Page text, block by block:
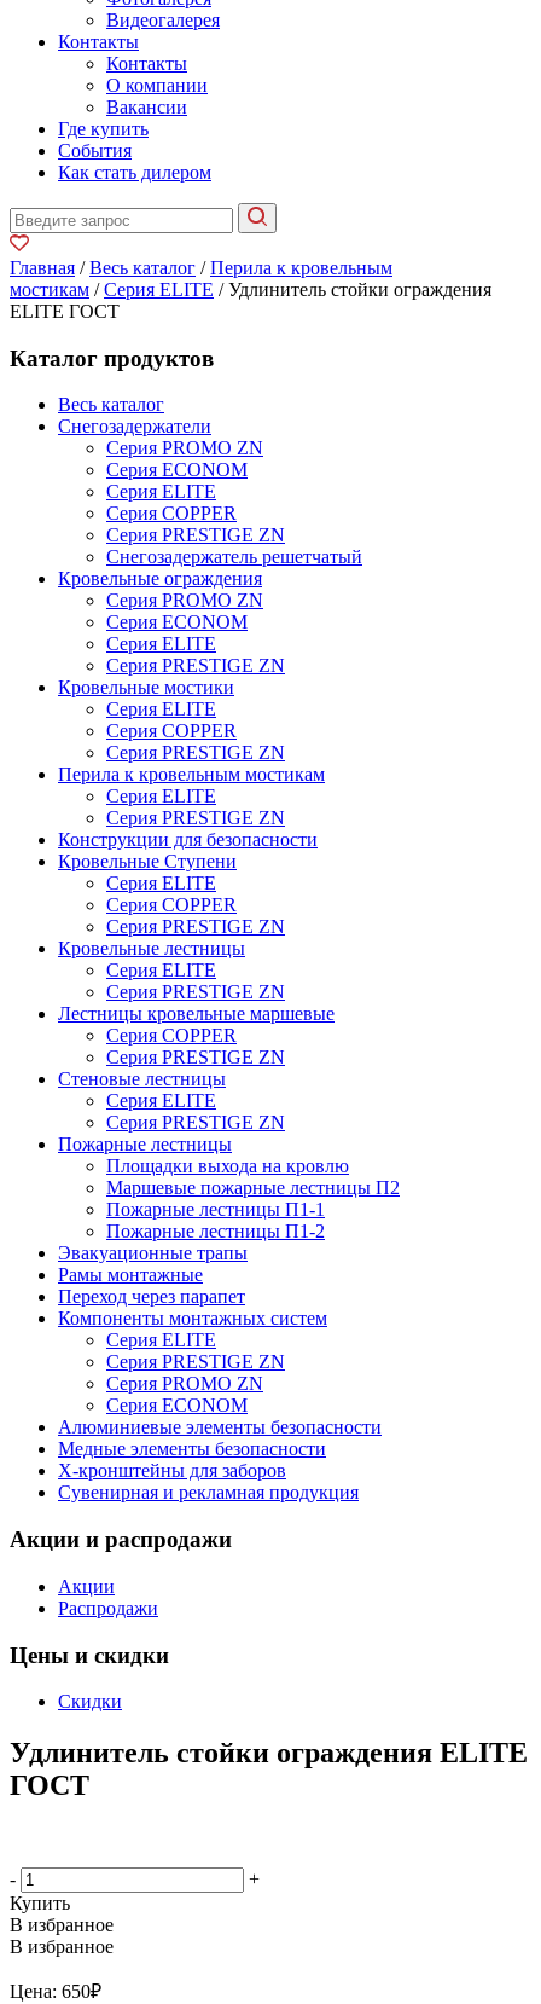
Видеогалерея
Контакты
Контакты
О компании
Вакансии
Где купить
События
Как стать дилером
Главная /Весь каталог /Перила к кровельным
мостикам /Серия ELITE / Удлинитель стойки ограждения
ELITE ГОСТ
Каталог продуктов
Весь каталог
Снегозадержатели
Серия PROMO ZN
Серия ECONOM
Серия ELITE
Серия COPPER
Серия PRESTIGE ZN
Снегозадержатель решетчатый
Кровельные ограждения
Серия PROMO ZN
Серия ECONOM
Серия ELITE
Серия PRESTIGE ZN
Кровельные мостики
Серия ELITE
Серия COPPER
Серия PRESTIGE ZN
Перила к кровельным мостикам
Серия ELITE
Серия PRESTIGE ZN
Конструкции для безопасности
Кровельные Ступени
Серия ELITE
Серия COPPER
Серия PRESTIGE ZN
Кровельные лестницы
Серия ELITE
Серия PRESTIGE ZN
Лестницы кровельные маршевые
Серия COPPER
Серия PRESTIGE ZN
Стеновые лестницы
Серия ELITE
Серия PRESTIGE ZN
Пожарные лестницы
Площадки выхода на кровлю
Маршевые пожарные лестницы П2
Пожарные лестницы П1-1
Пожарные лестницы П1-2
Эвакуационные трапы
Рамы монтажные
Переход через парапет
Компоненты монтажных систем
Серия ELITE
Серия PRESTIGE ZN
Серия PROMO ZN
Серия ECONOM
Алюминиевые элементы безопасности
Медные элементы безопасности
X-кронштейны для заборов
Сувенирная и рекламная продукция
Акции и распродажи
Акции
Распродажи
Цены и скидки
Скидки
Удлинитель стойки ограждения ELITE
ГОСТ
-
+
Купить
В избранное
В избранное
Цена: 650₽